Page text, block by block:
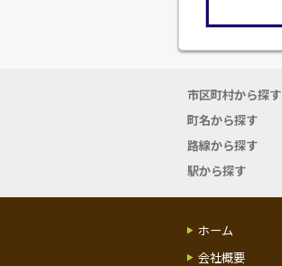
市区町村から探す
町名から探す
路線から探す
駅から探す
ホーム
会社概要